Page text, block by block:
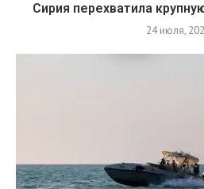
Сирия перехватила
24 июля,